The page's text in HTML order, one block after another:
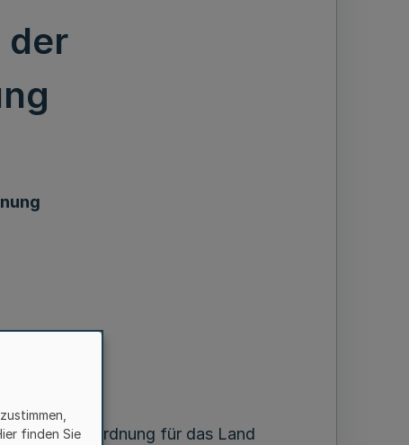
der
Gemeindeordnung für das Land
finden Sie